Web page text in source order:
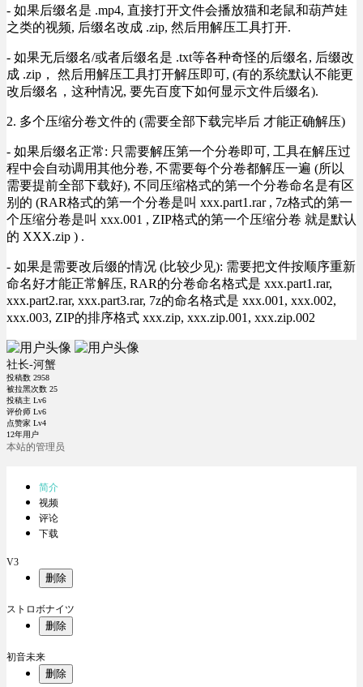
- 如果后缀名是 .mp4, 直接打开文件会播放猫和老鼠和葫芦娃
之类的视频, 后缀名改成 .zip, 然后用解压工具打开.
- 如果无后缀名/或者后缀名是 .txt等各种奇怪的后缀名, 后缀改
成 .zip， 然后用解压工具打开解压即可, (有的系统默认不能更
改后缀名，这种情况, 要先百度下如何显示文件后缀名).
2. 多个压缩分卷文件的 (需要全部下载完毕后 才能正确解压)
- 如果后缀名正常: 只需要解压第一个分卷即可, 工具在解压过
程中会自动调用其他分卷, 不需要每个分卷都解压一遍 (所以
需要提前全部下载好), 不同压缩格式的第一个分卷命名是有区
别的 (RAR格式的第一个分卷是叫 xxx.part1.rar , 7z格式的第一
个压缩分卷是叫 xxx.001 , ZIP格式的第一个压缩分卷 就是默认
的 XXX.zip ) .
- 如果是需要改后缀的情况 (比较少见): 需要把文件按顺序重新
命名好才能正常解压, RAR的分卷命名格式是 xxx.part1.rar,
xxx.part2.rar, xxx.part3.rar, 7z的命名格式是 xxx.001, xxx.002,
xxx.003, ZIP的排序格式 xxx.zip, xxx.zip.001, xxx.zip.002
社长-河蟹
投稿数 2958
被拉黑次数 25
投稿主 Lv6
评价师 Lv6
点赞家 Lv4
12年用户
本站的管理员
简介
视频
评论
下载
V3
删除
ストロボナイツ
删除
初音未来
删除